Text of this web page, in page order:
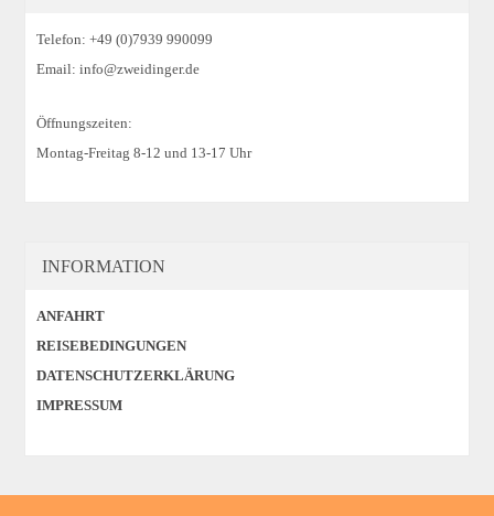
Telefon: +49 (0)7939 990099
Email: info@zweidinger.de
Öffnungszeiten:
Montag-Freitag 8-12 und 13-17 Uhr
INFORMATION
ANFAHRT
REISEBEDINGUNGEN
DATENSCHUTZERKLÄRUNG
IMPRESSUM